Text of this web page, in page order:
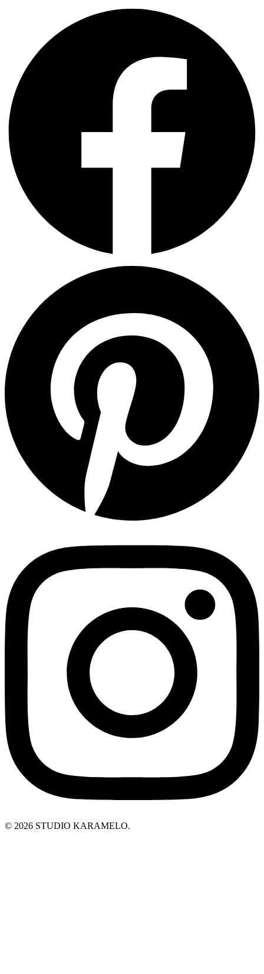
© 2026 STUDIO KARAMELO.